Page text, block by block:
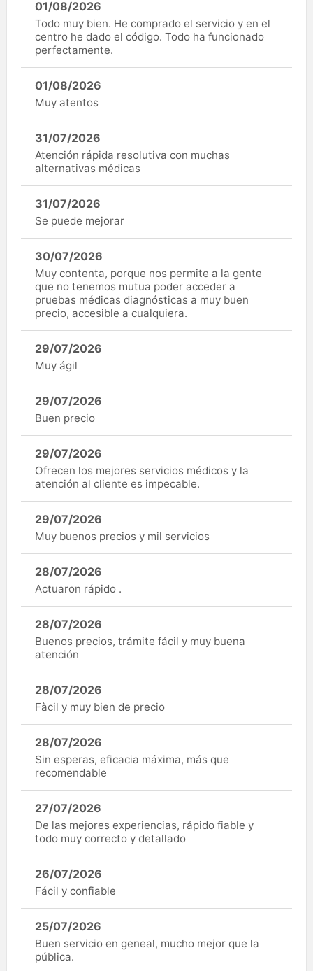
01/08/2026
Todo muy bien. He comprado el servicio y en el
centro he dado el código. Todo ha funcionado
perfectamente.
01/08/2026
Muy atentos
31/07/2026
Atención rápida resolutiva con muchas
alternativas médicas
31/07/2026
Se puede mejorar
30/07/2026
Muy contenta, porque nos permite a la gente
que no tenemos mutua poder acceder a
pruebas médicas diagnósticas a muy buen
precio, accesible a cualquiera.
29/07/2026
Muy ágil
29/07/2026
Buen precio
29/07/2026
Ofrecen los mejores servicios médicos y la
atención al cliente es impecable.
29/07/2026
Muy buenos precios y mil servicios
28/07/2026
Actuaron rápido .
28/07/2026
Buenos precios, trámite fácil y muy buena
atención
28/07/2026
Fàcil y muy bien de precio
28/07/2026
Sin esperas, eficacia máxima, más que
recomendable
27/07/2026
De las mejores experiencias, rápido fiable y
todo muy correcto y detallado
26/07/2026
Fácil y confiable
25/07/2026
Buen servicio en geneal, mucho mejor que la
pública.